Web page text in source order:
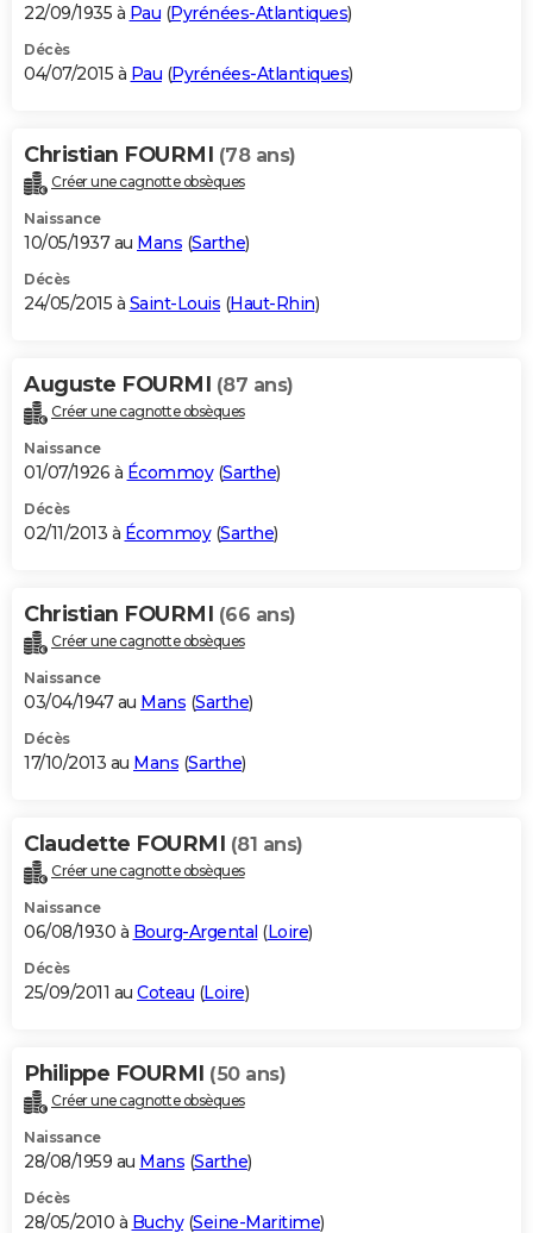
22/09/1935 à Pau (Pyrénées-Atlantiques)
Décès
04/07/2015 à Pau (Pyrénées-Atlantiques)
Christian FOURMI (78 ans)
Créer une cagnotte obsèques
Naissance
10/05/1937 au Mans (Sarthe)
Décès
24/05/2015 à Saint-Louis (Haut-Rhin)
Auguste FOURMI (87 ans)
Créer une cagnotte obsèques
Naissance
01/07/1926 à Écommoy(Sarthe)
Décès
02/11/2013 à Écommoy(Sarthe)
Christian FOURMI (66 ans)
Créer une cagnotte obsèques
Naissance
03/04/1947 au Mans (Sarthe)
Décès
17/10/2013 au Mans (Sarthe)
Claudette FOURMI (81 ans)
Créer une cagnotte obsèques
Naissance
06/08/1930 à Bourg-Argental (Loire)
Décès
25/09/2011 au Coteau (Loire)
Philippe FOURMI (50 ans)
Créer une cagnotte obsèques
Naissance
28/08/1959 au Mans (Sarthe)
Décès
28/05/2010 à Buchy(Seine-Maritime)